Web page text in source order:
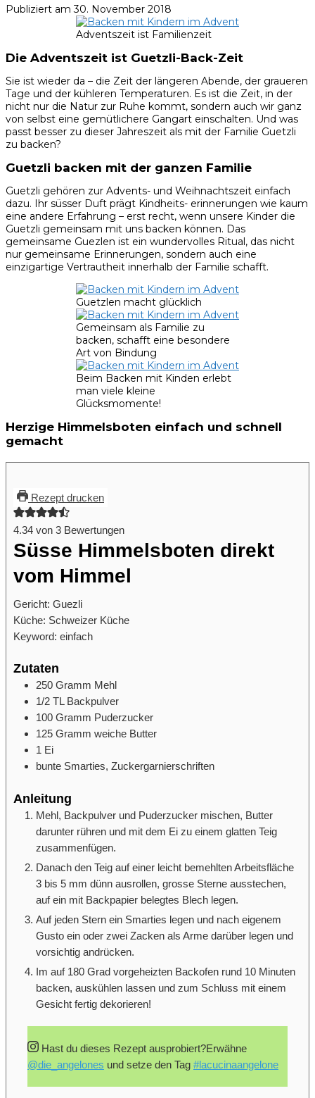
Publiziert am30. November 2018
Adventszeit ist Familienzeit
Die Adventszeit ist Guetzli-Back-Zeit
Sie ist wieder da – die Zeit der längeren Abende, der graueren
Tage und der kühleren Temperaturen. Es ist die Zeit, in der
nicht nur die Natur zur Ruhe kommt, sondern auch wir ganz
von selbst eine gemütlichere Gangart einschalten. Und was
passt besser zu dieser Jahreszeit als mit der Familie Guetzli
zu backen?
Guetzli backen mit der ganzen Familie
Guetzli gehören zur Advents- und Weihnachtszeit einfach
dazu. Ihr süsser Duft prägt Kindheits- erinnerungen wie kaum
eine andere Erfahrung – erst recht, wenn unsere Kinder die
Guetzli gemeinsam mit uns backen können. Das
gemeinsame Guezlen ist ein wundervolles Ritual, das nicht
nur gemeinsame Erinnerungen, sondern auch eine
einzigartige Vertrautheit innerhalb der Familie schafft.
Guetzlen macht glücklich
Gemeinsam als Familie zu
backen, schafft eine besondere
Art von Bindung
Beim Backen mit Kinden erlebt
man viele kleine
Glücksmomente!
Herzige Himmelsboten einfach und schnell
gemacht
Rezept drucken
4.34 von 3 Bewertungen
Süsse Himmelsboten direkt
vom Himmel
Gericht: Guezli
Küche: Schweizer Küche
Keyword: einfach
Zutaten
250 Gramm Mehl
1/2 TL Backpulver
100 Gramm Puderzucker
125 Gramm weiche Butter
1 Ei
bunte Smarties, Zuckergarnierschriften
Anleitung
Mehl, Backpulver und Puderzucker mischen, Butter
darunter rühren und mit dem Ei zu einem glatten Teig
zusammenfügen.
Danach den Teig auf einer leicht bemehlten Arbeitsfläche
3 bis 5 mm dünn ausrollen, grosse Sterne ausstechen,
auf ein mit Backpapier belegtes Blech legen.
Auf jeden Stern ein Smarties legen und nach eigenem
Gusto ein oder zwei Zacken als Arme darüber legen und
vorsichtig andrücken.
Im auf 180 Grad vorgeheizten Backofen rund 10 Minuten
backen, auskühlen lassen und zum Schluss mit einem
Gesicht fertig dekorieren!
Hast du dieses Rezept ausprobiert?Erwähne
@die_angelones und setze den Tag #lacucinaangelone